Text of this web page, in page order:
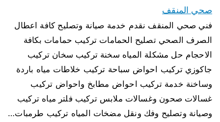
صحي المنقف
فني صحي المنقف نقدم خدمة صيانة وتصليح كافة اعطال
الصرف الصحي تصليح الحمامات تركيب حمامات بكافة
الاحجام حل مشكلة المياه سخنة تركيب سخان تركيب
جاكوزي تركيب احواض سباحة تركيب خلاطات مياه باردة
وساخنة خدمة تركيب احواض مطابخ واحواض تركيب
غسالات صحون وغسالات ملابس تركيب فلتر مياه تركيب
وصيانة وتصليح وفك ونقل مضخات المياه تركيب طرمبات…